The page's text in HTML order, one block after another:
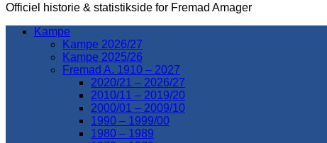
Officiel historie & statistikside for Fremad Amager
Kampe
Kampe 2026/27
Kampe 2025/26
Fremad A. 1910 – 2027
2020/21 – 2026/27
2010/11 – 2019/20
2000/01 – 2009/10
1990 – 1999/00
1980 – 1989